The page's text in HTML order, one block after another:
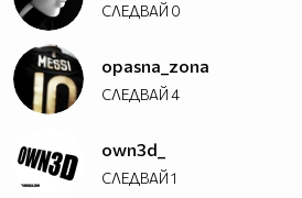
СЛЕДВАЙ 0
opasna_zona
СЛЕДВАЙ4
own3d_
СЛЕДВАЙ1